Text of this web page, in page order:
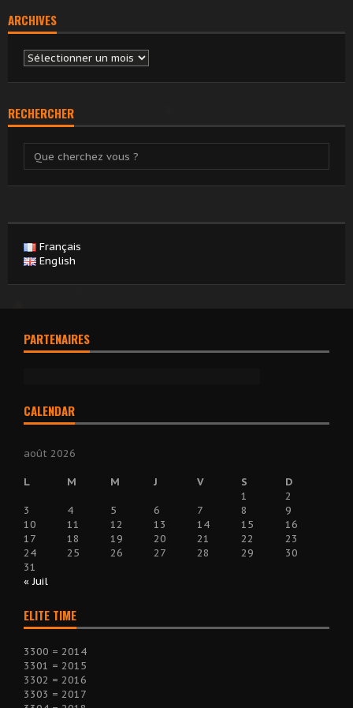
ARCHIVES
Archives
RECHERCHER
Français
English
PARTENAIRES
CALENDAR
août 2026
L M M J V S
D
1
2
3
4 5 6 7 8
9
10
11 12 13 14 15
16
17
18 19 20 21 22
23
24
25 26 27 28 29
30
31
« Juil
ELITE TIME
3300 = 2014
3301 = 2015
3302 = 2016
3303 = 2017